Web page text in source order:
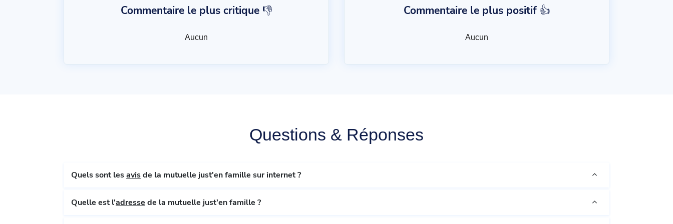
Commentaire le plus critique 👎
Aucun
Commentaire le plus positif 👍
Aucun
Questions & Réponses
Quels sont lesavis de la mutuelle just'en famille sur internet ?
Quelle est l'adresse de la mutuelle just'en famille ?